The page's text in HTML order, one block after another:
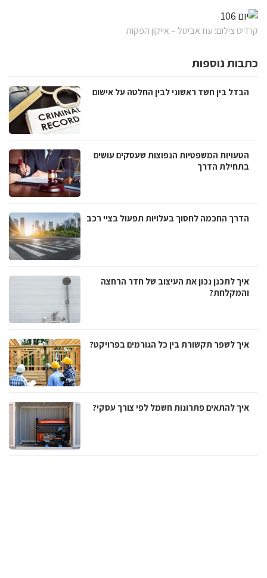
קרדיט צילום: עוז אביטל – אייקון הפקות
כתבות נוספות
הבדל בין חשד ראשוני לבין החלטה על אישום
הטעויות המשפטיות הנפוצות שעסקים עושים
בתחילת הדרך
הדרך החכמה לחסוך בעלויות תפעול בציי רכב
איך לתכנן נכון את העיצוב של חדר הרחצה
והמקלחת?
איך לשפר תקשורת בין כל הגורמים בפרויקט?
איך להתאים פתרונות חשמל לפי צורך עסקי?